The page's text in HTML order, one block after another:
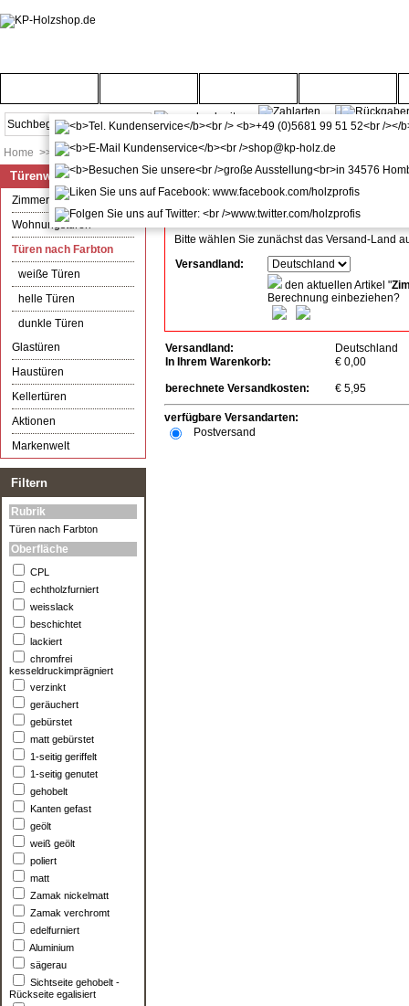
Home >> Türenwelt >> Türen nach Farbton
Versandkosten-Info
Alle angegebenen Preise verstehen sich inkl.
Bitte wählen Sie zunächst das Versand-Land
Versandland:
den aktuellen Artikel "
Berechnung einbeziehen?
Versandland:
Deutschland
In Ihrem Warenkorb:
€ 0,00
berechnete Versandkosten: € 5,95
verfügbare Versandarten:
Postversand
Türenwelt
Zimmertüren
Wohnungstüren
Türen nach Farbton
weiße Türen
helle Türen
dunkle Türen
Glastüren
Haustüren
Kellertüren
Aktionen
Markenwelt
Filtern
Rubrik
Türen nach Farbton
Oberfläche
CPL
echtholzfurniert
weisslack
beschichtet
lackiert
chromfrei
kesseldruckimprägniert
verzinkt
geräuchert
gebürstet
matt gebürstet
1-seitig geriffelt
1-seitig genutet
gehobelt
Kanten gefast
geölt
weiß geölt
poliert
matt
Zamak nickelmatt
Zamak verchromt
edelfurniert
Aluminium
sägerau
Sichtseite gehobelt -
Rückseite egalisiert